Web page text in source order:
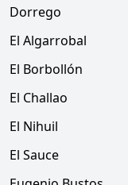
Dorrego
El Algarrobal
El Borbollón
El Challao
El Nihuil
El Sauce